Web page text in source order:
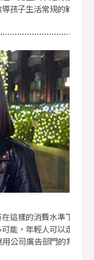
孩子生活常規的範
這樣的消費水準下
能，年輕人可以走
公司廣告部門的業